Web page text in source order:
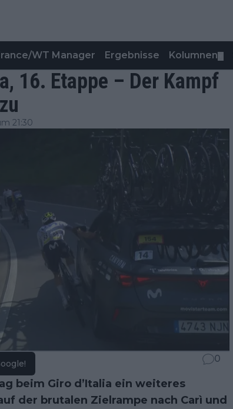
WT Manager Ergebnisse Kolumnen
16. Etappe – Der Kampf
21:30
0
beim Giro d’Italia ein weiteres
der brutalen Zielrampe nach Carì und